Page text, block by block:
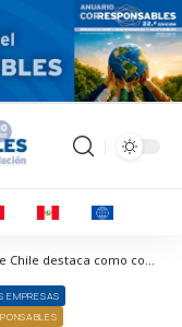
Corresponsables > Noticias > Grupo Fósforos de Chile destaca como compañía libre de deforestación y degradación ambiental
EMPRESAS